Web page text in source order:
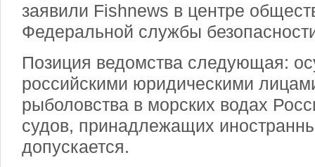
заявили Fishnews в центре
Федеральной службы
Позиция ведомства следующая:
российскими юридическими
рыболовства в морских водах
судов, принадлежащих
допускается.